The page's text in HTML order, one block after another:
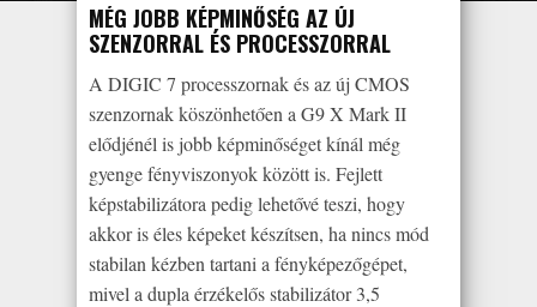
MÉG JOBB KÉPMINŐSÉG AZ ÚJ
SZENZORRAL ÉS PROCESSZORRAL
A DIGIC 7 processzornak és az új CMOS
szenzornak köszönhetően a G9 X Mark II
elődjénél is jobb képminőséget kínál még
gyenge fényviszonyok között is. Fejlett
képstabilizátora pedig lehetővé teszi, hogy
akkor is éles képeket készítsen, ha nincs mód
stabilan kézben tartani a fényképezőgépet,
mivel a dupla érzékelős stabilizátor 3,5